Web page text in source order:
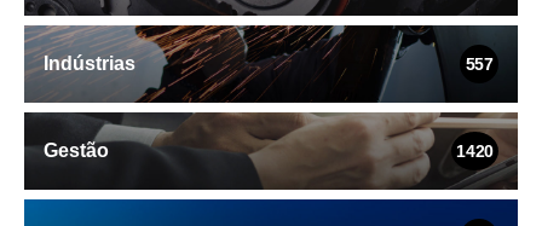
Indústrias 557
Gestão 1420